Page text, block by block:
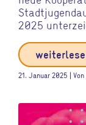
2025
21. Januar 2025 | Von